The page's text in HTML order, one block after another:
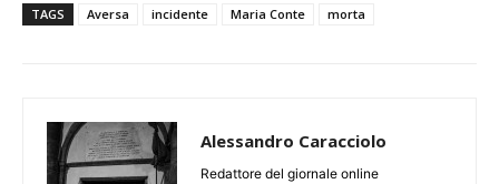
TAGS Aversa incidente Maria Conte morta
Alessandro Caracciolo
Redattore del giornale online